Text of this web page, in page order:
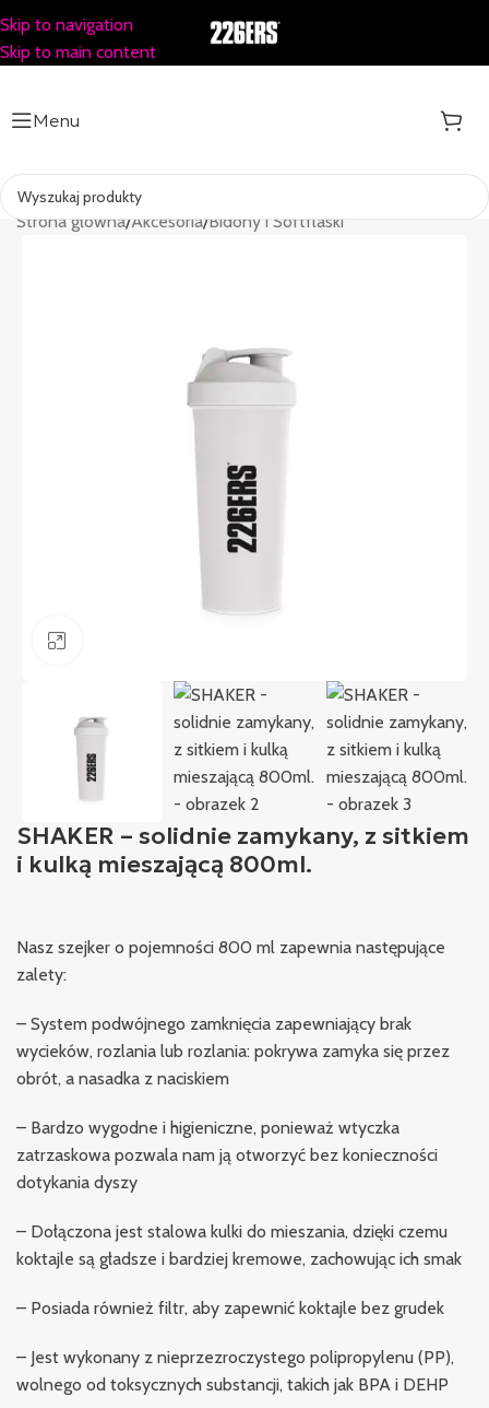
Skip to navigation
Skip to main content
Menu
Strona główna/Akcesoria/Bidony i Softflaski
SHAKER – solidnie zamykany, z sitkiem
i kulką mieszającą 800ml.
Nasz szejker o pojemności 800 ml zapewnia następujące
zalety:
– System podwójnego zamknięcia zapewniający brak
wycieków, rozlania lub rozlania: pokrywa zamyka się przez
obrót, a nasadka z naciskiem
– Bardzo wygodne i higieniczne, ponieważ wtyczka
zatrzaskowa pozwala nam ją otworzyć bez konieczności
dotykania dyszy
– Dołączona jest stalowa kulki do mieszania, dzięki czemu
koktajle są gładsze i bardziej kremowe, zachowując ich smak
– Posiada również filtr, aby zapewnić koktajle bez grudek
– Jest wykonany z nieprzezroczystego polipropylenu (PP),
wolnego od toksycznych substancji, takich jak BPA i DEHP